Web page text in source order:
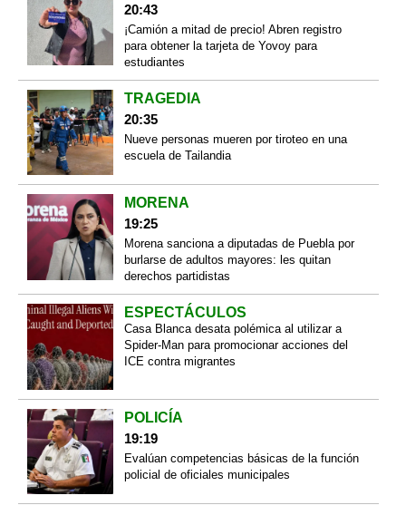
20:43
¡Camión a mitad de precio! Abren registro
para obtener la tarjeta de Yovoy para
estudiantes
TRAGEDIA
20:35
Nueve personas mueren por tiroteo en una
escuela de Tailandia
MORENA
19:25
Morena sanciona a diputadas de Puebla por
burlarse de adultos mayores: les quitan
derechos partidistas
ESPECTÁCULOS
Casa Blanca desata polémica al utilizar a
Spider-Man para promocionar acciones del
ICE contra migrantes
POLICÍA
19:19
Evalúan competencias básicas de la función
policial de oficiales municipales